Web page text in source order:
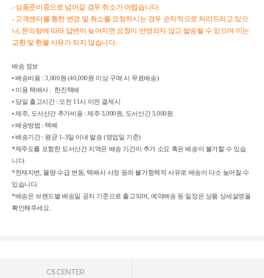
- 상품준비중으로 넘어갈 경우 취소가 어렵습니다.
- 고객센터를 통한 변경 및 취소를 요청하시는 경우 순차적으로 처리드리고 있으
나, 문의량에 따라 답변이 늦어지면 요청이 반영되지 않고 발송될 수 있으며 이는
교환 및 환불 사유가 되지 않습니다.
배송 정보
• 배송비용 : 3,000원 (40,000원 이상 구매 시 무료배송)
• 이용 택배사 : 한진택배
• 당일 출고시간 : 오전 11시 이전 결제시
• 제주, 도서산간 추가비용 : 제주 3,000원, 도서산간 5,000원
• 배송방법 : 택배
• 배송기간 : 평균 1-3일 이내 발송 (영업일 기준)
*제주도를 포함한 도서산간 지역은 배송 기간이 추가 소요 혹은 배송이 불가할 수 있습
니다.
*천재지변, 물량 수급 변동, 택배사 사정 등의 불가항력적 사유로 배송이 다소 늦어질 수
있습니다.
*배송은 브랜드별 배송일 공지 기준으로 출고되며, 예약배송 등 일정은 상품 상세설명을
확인해주세요.
CS CENTER